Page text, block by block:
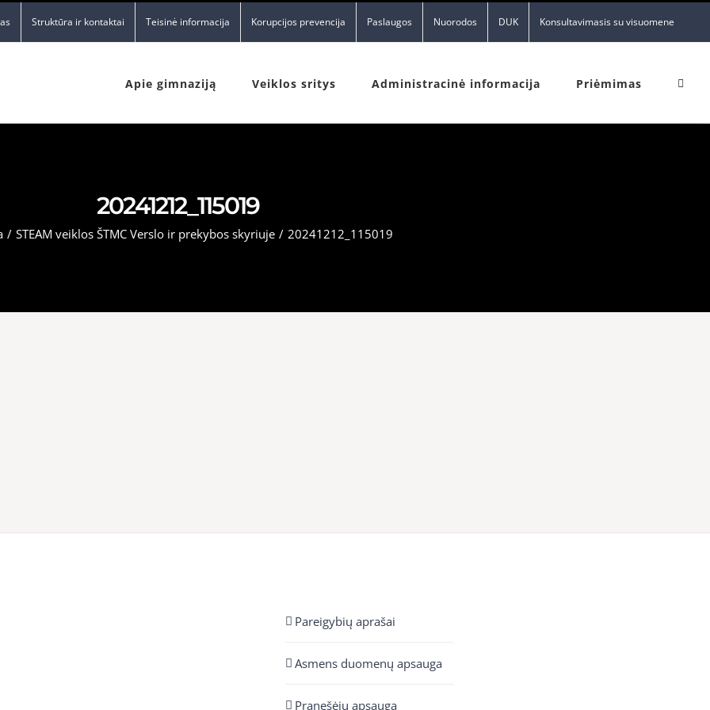
Struktūra ir kontaktai Teisinė informacija Korupcijos prevencija Paslaugos Nuorodos DUK Konsultavimasis su visuomene
Apie gimnaziją Veiklos sritys Administracinė informacija Priėmimas
20241212_115019
/ STEAM veiklos ŠTMC Verslo ir prekybos skyriuje / 20241212_115019
Pareigybių aprašai
Asmens duomenų apsauga
Pranešėjų apsauga